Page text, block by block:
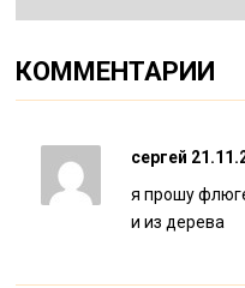
КОММЕНТАРИИ
сергей
я прошу
и из дерева